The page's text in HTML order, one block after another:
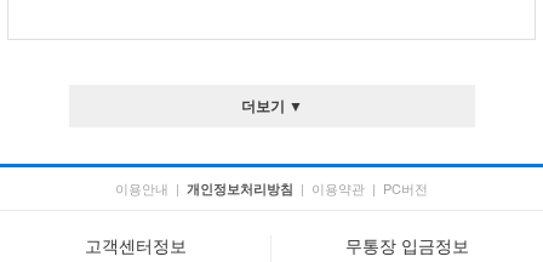
더보기 ▼
이용안내 | 개인정보처리방침 | 이용약관 | PC버전
고객센터정보 무통장 입금정보